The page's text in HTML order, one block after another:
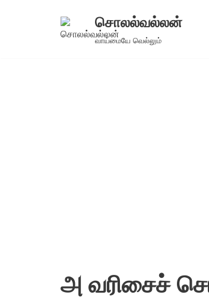
சொலல்வல்லன்
வாய்மையே வெல்லும்
அ வரிசைச்